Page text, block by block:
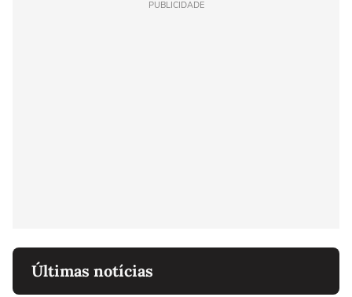
PUBLICIDADE
Últimas notícias